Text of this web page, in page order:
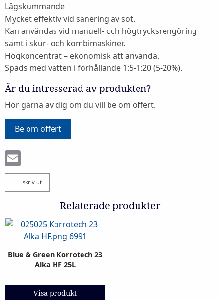
Lågskummande
Mycket effektiv vid sanering av sot.
Kan användas vid manuell- och högtrycksrengöring
samt i skur- och kombimaskiner.
Högkoncentrat – ekonomisk att använda.
Späds med vatten i förhållande 1:5-1:20 (5-20%).
Är du intresserad av produkten?
Hör gärna av dig om du vill be om offert.
Be om offert
skriv ut
Relaterade produkter
Blue & Green Korrotech 23
Alka HF 25L
Visa produkt